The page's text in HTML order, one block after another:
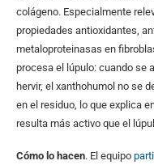
colágeno. Especialmente
propiedades antioxidantes,
metaloproteinasas en
procesa el lúpulo: cuando se
hervir, el xanthohumol no se
en el residuo, lo que explica
resulta más activo que el
Cómo lo hacen. El equipo